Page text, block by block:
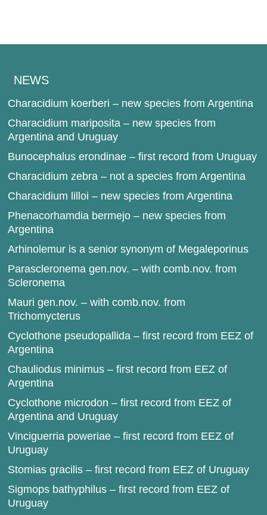
NEWS
Characidium koerberi – new species from Argentina
Characidium mariposita – new species from
Argentina and Uruguay
Bunocephalus erondinae – first record from Uruguay
Characidium zebra – not a species from Argentina
Characidium lilloi – new species from Argentina
Phenacorhamdia bermejo – new species from
Argentina
Arhinolemur is a senior synonym of Megaleporinus
Parascleronema gen.nov. – with comb.nov. from
Scleronema
Mauri gen.nov. – with comb.nov. from
Trichomycterus
Cyclothone pseudopallida – first record from EEZ of
Argentina
Chauliodus minimus – first record from EEZ of
Argentina
Cyclothone microdon – first record from EEZ of
Argentina and Uruguay
Vinciguerria poweriae – first record from EEZ of
Uruguay
Stomias gracilis – first record from EEZ of Uruguay
Sigmops bathyphilus – first record from EEZ of
Uruguay